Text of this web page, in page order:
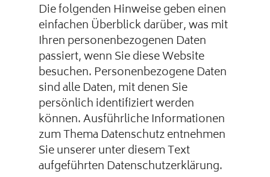
Die folgenden Hinweise geben einen
einfachen Überblick darüber, was mit
Ihren personenbezogenen Daten
passiert, wenn Sie diese Website
besuchen. Personenbezogene Daten
sind alle Daten, mit denen Sie
persönlich identifiziert werden
können. Ausführliche Informationen
zum Thema Datenschutz entnehmen
Sie unserer unter diesem Text
aufgeführten Datenschutzerklärung.